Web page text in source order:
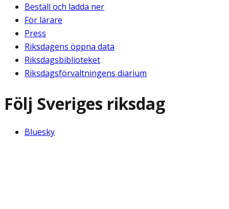
Beställ och ladda ner
För lärare
Press
Riksdagens öppna data
Riksdagsbiblioteket
Riksdagsförvaltningens diarium
Följ Sveriges riksdag
Bluesky